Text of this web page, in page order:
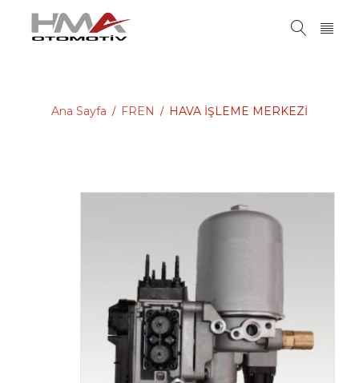
Ana Sayfa / FREN / HAVA İŞLEME MERKEZİ